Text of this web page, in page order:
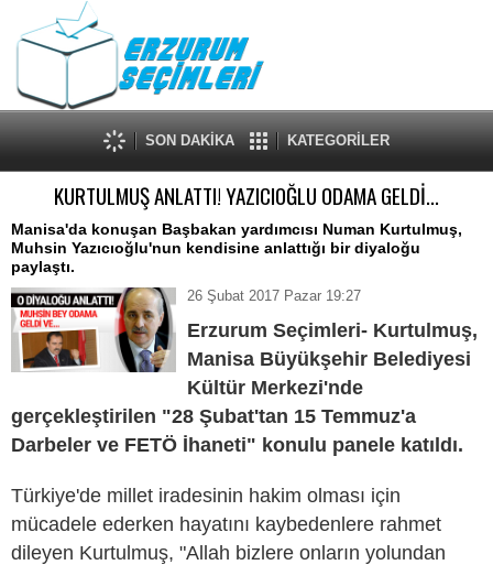
SON DAKİKA KATEGORİLER
KURTULMUŞ ANLATTI! YAZICIOĞLU ODAMA GELDİ...
Manisa'da konuşan Başbakan yardımcısı Numan Kurtulmuş,
Muhsin Yazıcıoğlu'nun kendisine anlattığı bir diyaloğu
paylaştı.
26 Şubat 2017 Pazar 19:27
Erzurum Seçimleri- Kurtulmuş,
Manisa Büyükşehir Belediyesi
Kültür Merkezi'nde
gerçekleştirilen "28 Şubat'tan 15 Temmuz'a
Darbeler ve FETÖ İhaneti" konulu panele katıldı.
Türkiye'de millet iradesinin hakim olması için
mücadele ederken hayatını kaybedenlere rahmet
dileyen Kurtulmuş, "Allah bizlere onların yolundan